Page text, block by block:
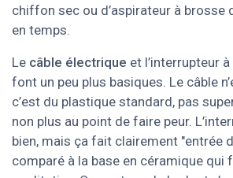
chiffon sec ou d’aspirateur à brosse
en temps.
Le câble électrique et l’interrupteur
font un peu plus basiques. Le câble
c’est du plastique standard, pas
non plus au point de faire peur.
bien, mais ça fait clairement "entrée
comparé à la base en céramique qui